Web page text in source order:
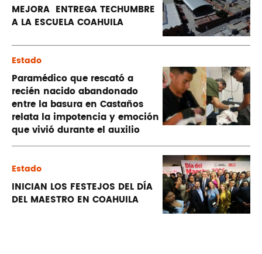
MEJORA ENTREGA TECHUMBRE
A LA ESCUELA COAHUILA
Estado
Paramédico que rescató a
recién nacido abandonado
entre la basura en Castaños
relata la impotencia y emoción
que vivió durante el auxilio
Estado
INICIAN LOS FESTEJOS DEL DÍA
DEL MAESTRO EN COAHUILA